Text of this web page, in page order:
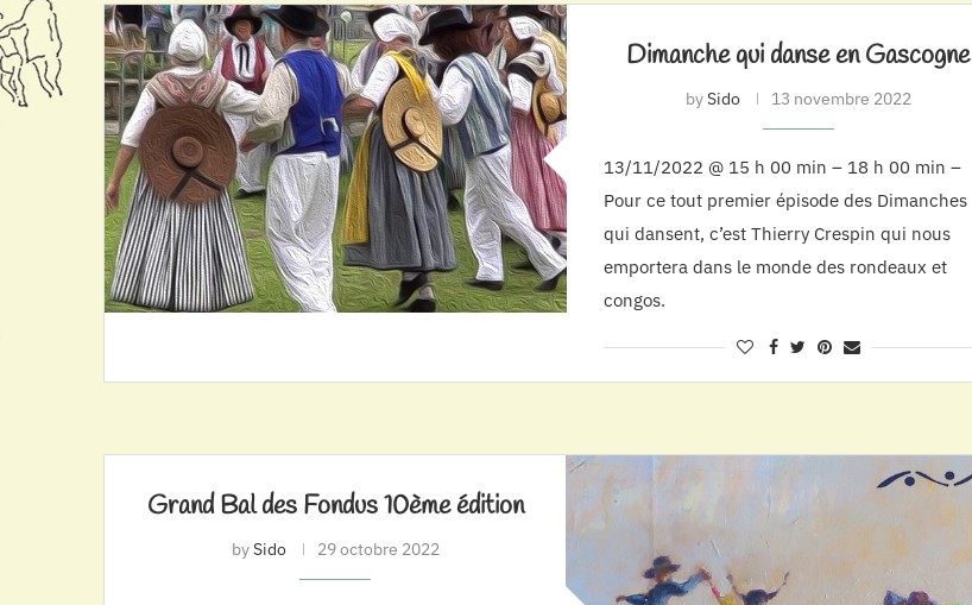
Dimanche qui danse en Gascogne
bySido 13 novembre 2022
13/11/2022 @ 15 h 00 min – 18 h 00 min –
Pour ce tout premier épisode des Dimanches
qui dansent, c’est Thierry Crespin qui nous
emportera dans le monde des rondeaux et
congos.
Grand Bal des Fondus 10ème édition
bySido 29 octobre 2022